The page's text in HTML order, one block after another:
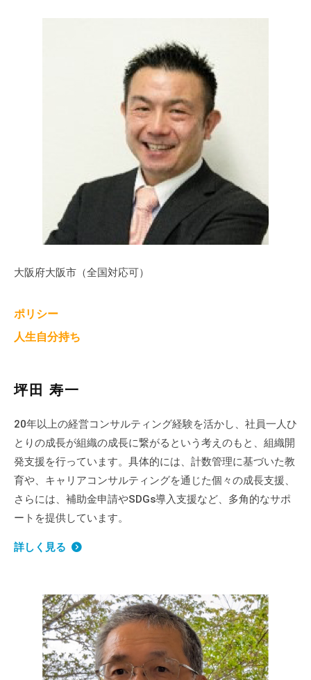
大阪府大阪市（全国対応可）
ポリシー
人生自分持ち
坪田 寿一
20年以上の経営コンサルティング経験を活かし、社員一人ひ
とりの成長が組織の成長に繋がるという考えのもと、組織開
発支援を行っています。具体的には、計数管理に基づいた教
育や、キャリアコンサルティングを通じた個々の成長支援、
さらには、補助金申請やSDGs導入支援など、多角的なサポ
ートを提供しています。
詳しく見る